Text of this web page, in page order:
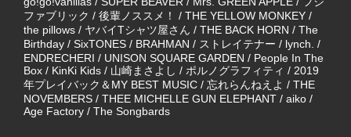
ファブリック / 後輩ノススメ！ / THE YELLOW MONKEY /
the pillows / ヤバイTシャツ屋さん / THE BACK HORN / The
Birthday / SixTONES / BRAHMAN / ストレイテナー / lynch. /
ENDRECHERI / UNISON SQUARE GARDEN / People In The
Box / KinKi Kids / 山崎まさよし / ポルノグラフィティ / 2019
年プレイバック＆MY BEST MUSIC / 忘れらんねえよ / THE
NOVEMBERS / THEE MICHELLE GUN ELEPHANT / aiko /
Age Factory / The Songbards